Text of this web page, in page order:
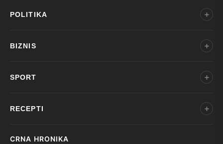
POLITIKA
BIZNIS
SPORT
RECEPTI
CRNA HRONIKA